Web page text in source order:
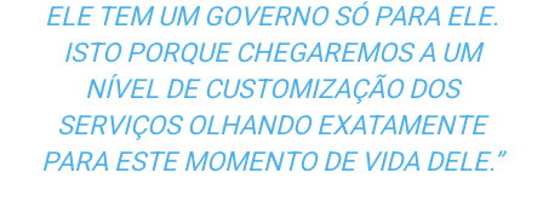
ELE TEM UM GOVERNO SÓ PARA ELE.
ISTO PORQUE CHEGAREMOS A UM
NÍVEL DE CUSTOMIZAÇÃO DOS
SERVIÇOS OLHANDO EXATAMENTE
PARA ESTE MOMENTO DE VIDA DELE.”